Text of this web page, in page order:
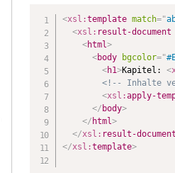
<xsl:template match="
<xsl: result-document
<html>
<body bgcolor="
<h1>Kapitel: <
<!-- Inhalte
<xsl:apply-
</ body>
</ html>
</xsl: result-
</xsl:template>